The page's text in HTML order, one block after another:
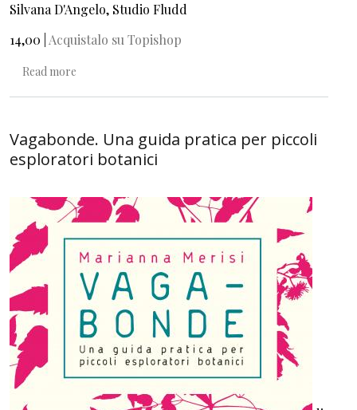
Silvana D'Angelo, Studio Fludd
14,00 | Acquistalo su Topishop
Read more
Vagabonde. Una guida pratica per piccoli
esploratori botanici